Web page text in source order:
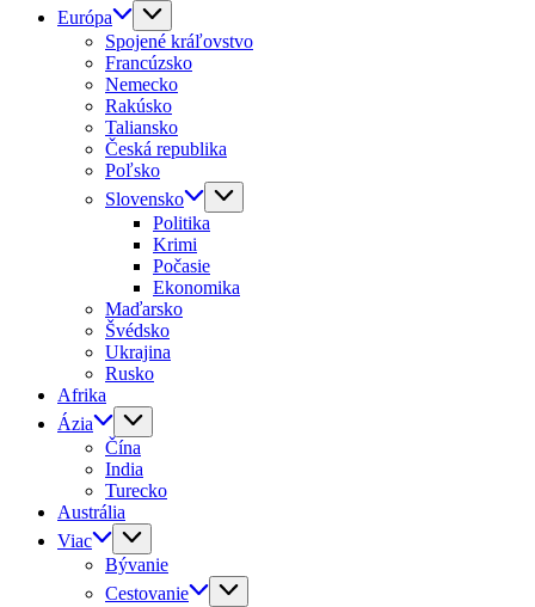
Európa
Spojené kráľovstvo
Francúzsko
Nemecko
Rakúsko
Taliansko
Česká republika
Poľsko
Slovensko
Politika
Krimi
Počasie
Ekonomika
Maďarsko
Švédsko
Ukrajina
Rusko
Afrika
Ázia
Čína
India
Turecko
Austrália
Viac
Bývanie
Cestovanie